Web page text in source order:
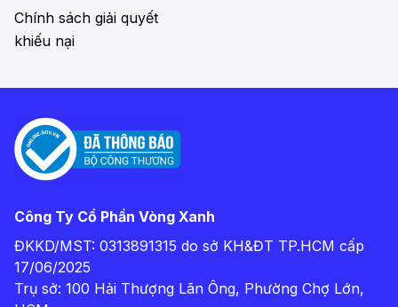
Chính sách giải quyết
khiếu nại
Công Ty Cổ Phần Vòng Xanh
ĐKKD/MST: 0313891315 do sở KH&ĐT TP.HCM cấp
17/06/2025
Trụ sở: 100 Hải Thượng Lãn Ông, Phường Chợ Lớn,